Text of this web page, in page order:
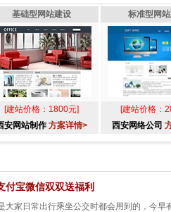
基础型网站建设
[建站价格：1800元]
安网站制作 方案详情>
标准型网
[建站价格：
西安网络公司
付宝微信双双送福利
家日常出行乘坐公交时都会用到的，今早